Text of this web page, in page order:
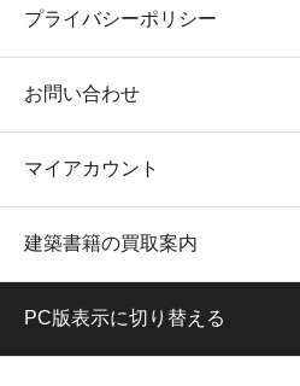
プライバシーポリシー
お問い合わせ
マイアカウント
建築書籍の買取案内
PC版表示に切り替える